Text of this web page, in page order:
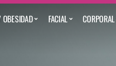
OBESIDAD FACIAL CORPORAL